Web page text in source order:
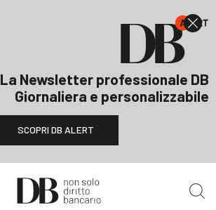
La Newsletter professionale DB
Giornaliera e personalizzabile
SCOPRI DB ALERT